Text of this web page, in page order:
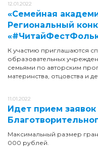
12.01.2022
«Семейная
Региональный
К участию приглашаются
образовательных
семьями по авторским
материнства, отцовства и
11.01.2022
Идет прием
Максимальный размер
000 рублей.